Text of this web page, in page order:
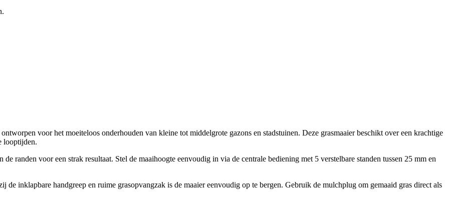
voor het moeiteloos onderhouden van kleine tot middelgrote gazons en stadstuinen. Deze grasmaaier beschikt over een krachtige
looptijden.
randen voor een strak resultaat. Stel de maaihoogte eenvoudig in via de centrale bediening met 5 verstelbare standen tussen 25 mm en
inklapbare handgreep en ruime grasopvangzak is de maaier eenvoudig op te bergen. Gebruik de mulchplug om gemaaid gras direct als